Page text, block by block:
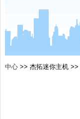
中心 >> 杰拓迷你主机 >>